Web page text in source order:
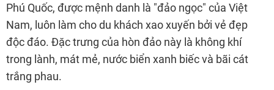
Phú Quốc, được mệnh danh là "đảo ngọc" của Việt
Nam, luôn làm cho du khách xao xuyến bởi vẻ đẹp
độc đáo. Đặc trưng của hòn đảo này là không khí
trong lành, mát mẻ, nước biển xanh biếc và bãi cát
trắng phau.